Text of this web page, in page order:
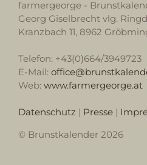
farmergeorge -
Georg Giselbrecht vlg.
Kranzbach 11, 8962
Telefon: +43(0)664/3949723
E-Mail:
Web: www.farmergeorge.at
Datenschutz | Presse |
© Brunstkalender 2026